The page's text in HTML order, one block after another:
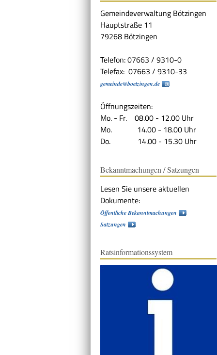
Gemeindeverwaltung Bötzingen
Hauptstraße 11
79268 Bötzingen
Telefon: 07663 / 9310-0
Telefax: 07663 / 9310-33
gemeinde@boetzingen.de
Öffnungszeiten:
Mo. - Fr. 08.00 - 12.00 Uhr
Mo. 14.00 - 18.00 Uhr
Do. 14.00 - 15.30 Uhr
Bekanntmachungen / Satzungen
Lesen Sie unsere aktuellen
Dokumente:
Öffentliche Bekanntmachungen
Satzungen
Ratsinformationssystem